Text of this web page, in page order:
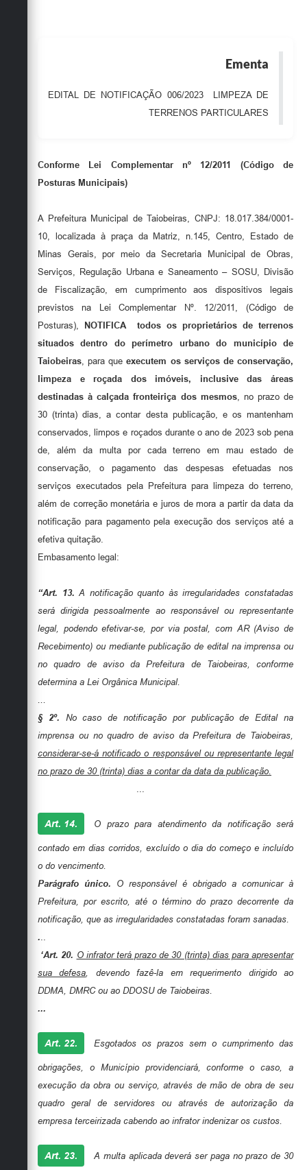
Serviços Online
Telefones Úteis
Sala M. do Empreendedor
Secretarias
Ementa
EDITAL DE NOTIFICAÇÃO 006/2023 LIMPEZA DE
TERRENOS PARTICULARES
Conforme Lei Complementar nº 12/2011 (Código de
Posturas Municipais)
A Prefeitura Municipal de Taiobeiras, CNPJ: 18.017.384/0001-
10, localizada à praça da Matriz, n.145, Centro, Estado de
Minas Gerais, por meio da Secretaria Municipal de Obras,
Serviços, Regulação Urbana e Saneamento – SOSU, Divisão
de Fiscalização, em cumprimento aos dispositivos legais
previstos na Lei Complementar Nº. 12/2011, (Código de
Posturas),
NOTIFICA
todos os proprietários de terrenos
situados dentro do perímetro urbano do município de
Taiobeiras, para queexecutem os serviços de conservação,
limpeza e roçada dos imóveis, inclusive das áreas
destinadas à calçada fronteiriça dos mesmos, no prazo de
30 (trinta) dias, a contar desta publicação, e os mantenham
conservados, limpos e roçados durante o ano de 2023 sob pena
de, além da multa por cada terreno em mau estado de
conservação, o pagamento das despesas efetuadas nos
serviços executados pela Prefeitura para limpeza do terreno,
além de correção monetária e juros de mora a partir da data da
notificação para pagamento pela execução dos serviços até a
efetiva quitação.
Embasamento legal:
“Art. 13.A notificação quanto às irregularidades constatadas
será dirigida pessoalmente ao responsável ou representante
legal, podendo efetivar-se, por via postal, com AR (Aviso de
Recebimento) ou mediante publicação de edital na imprensa ou
no quadro de aviso da Prefeitura de Taiobeiras, conforme
determina a Lei Orgânica Municipal.
...
§ 2º. No caso de notificação por publicação de Edital na
imprensa ou no quadro de aviso da Prefeitura de Taiobeiras,
considerar-se-á notificado o responsável ou representante legal
no prazo de 30 (trinta) dias a contar da data da publicação.
...
Art. 14. O prazo para atendimento da notificação será
contado em dias corridos, excluído o dia do começo e incluído
o do vencimento.
Parágrafo único. O responsável é obrigado a comunicar à
Prefeitura, por escrito, até o término do prazo decorrente da
notificação, que as irregularidades constatadas foram sanadas.
...
‘Art. 20. O infrator terá prazo de 30 (trinta) dias para apresentar
sua defesa, devendo fazê-la em requerimento dirigido ao
DDMA, DMRC ou ao DDOSU de Taiobeiras.
...
Art. 22. Esgotados os prazos sem o cumprimento das
obrigações, o Município providenciará, conforme o caso, a
execução da obra ou serviço, através de mão de obra de seu
quadro geral de servidores ou através de autorização da
empresa terceirizada cabendo ao infrator indenizar os custos.
Art. 23. A multa aplicada deverá ser paga no prazo de 30